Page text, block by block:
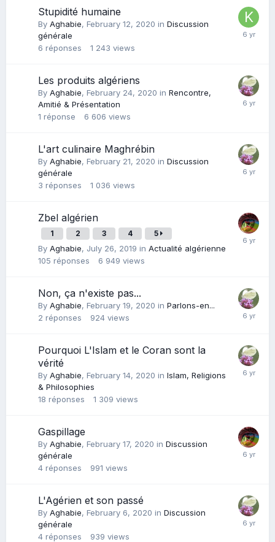
Stupidité humaine
By Aghabie, February 12, 2020 in Discussion
générale
6 réponses 1 243 views
Les produits algériens
By Aghabie, February 24, 2020 in Rencontre,
Amitié & Présentation
1 réponse 6 606 views
L'art culinaire Maghrébin
By Aghabie, February 21, 2020 in Discussion
générale
3 réponses 1 036 views
Zbel algérien
1 2 3 4 5
By Aghabie, July 26, 2019 in Actualité algérienne
105 réponses 6 949 views
Non, ça n'existe pas...
By Aghabie, February 19, 2020 in Parlons-en...
2 réponses 924 views
Pourquoi L'Islam et le Coran sont la
vérité
By Aghabie, February 14, 2020 in Islam, Religions
& Philosophies
18 réponses 1 309 views
Gaspillage
By Aghabie, February 17, 2020 in Discussion
générale
4 réponses 991 views
L'Agérien et son passé
By Aghabie, February 6, 2020 in Discussion
générale
4 réponses 939 views